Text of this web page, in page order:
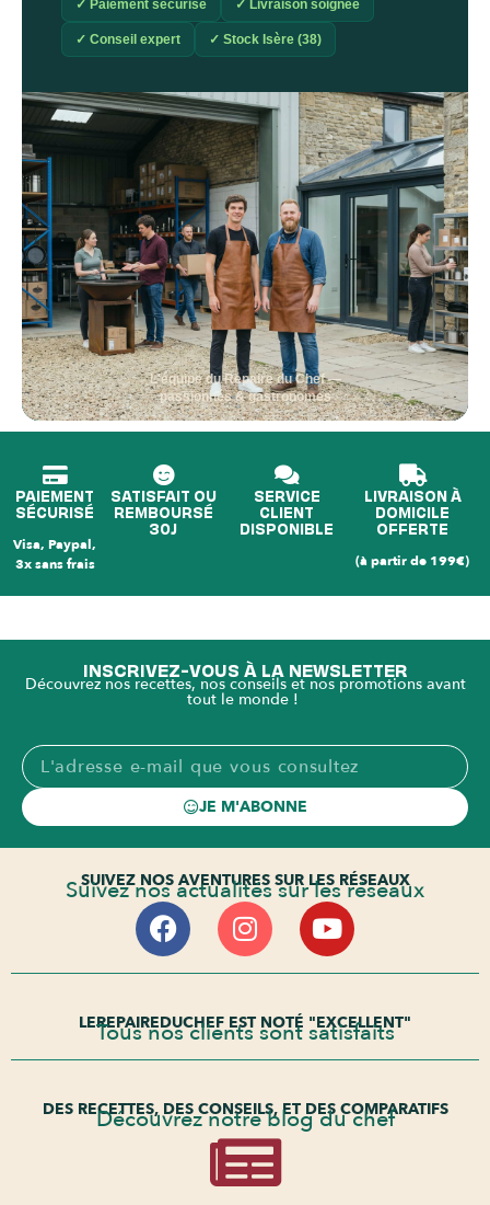
✓ Paiement sécurisé ✓ Livraison soignée
✓ Conseil expert ✓ Stock Isère (38)
L'équipe du Repaire du Chef —
passionnés & gastronomes
PAIEMENT
SÉCURISÉ
Visa, Paypal,
3x sans frais
SATISFAIT OU
REMBOURSÉ
30J
SERVICE
CLIENT
DISPONIBLE
LIVRAISON À
DOMICILE
OFFERTE
(à partir de 199€)
INSCRIVEZ-VOUS À LA NEWSLETTER
Découvrez nos recettes, nos conseils et nos promotions avant
tout le monde !
JE M'ABONNE
SUIVEZ NOS AVENTURES SUR LES RÉSEAUX
Suivez nos actualités sur les réseaux
LEREPAIREDUCHEF EST NOTÉ "EXCELLENT"
Tous nos clients sont satisfaits
DES RECETTES, DES CONSEILS, ET DES COMPARATIFS
Découvrez notre blog du chef